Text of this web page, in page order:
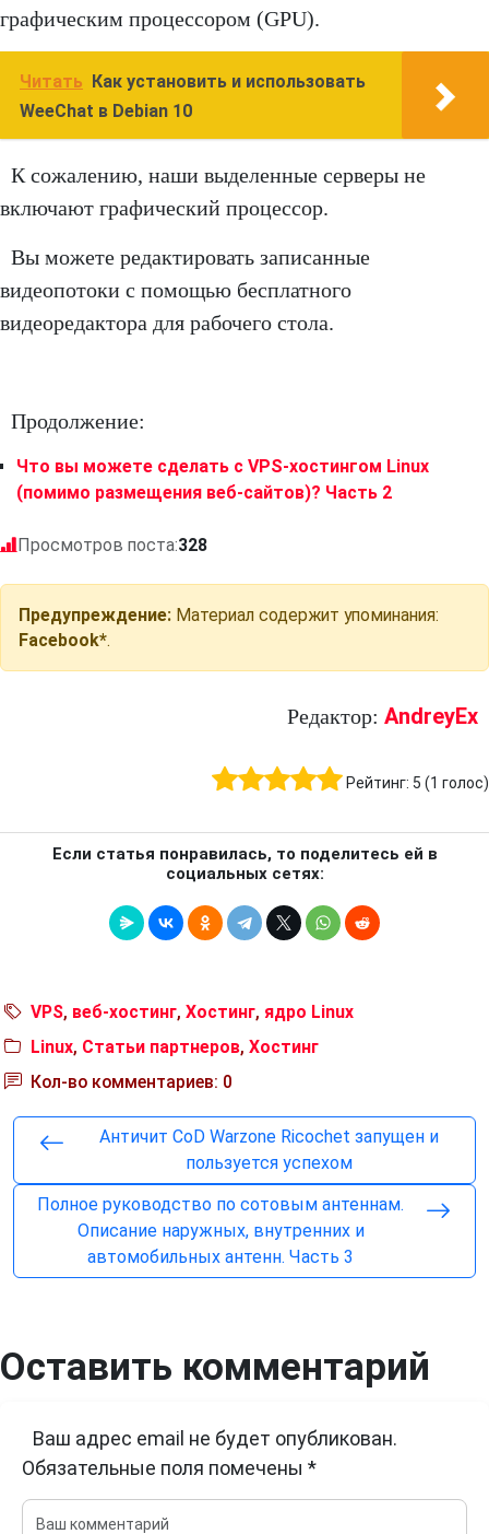
графическим процессором (GPU).
Читать
Как установить и использовать
WeeChat в Debian 10
К сожалению, наши выделенные серверы не
включают графический процессор.
Вы можете редактировать записанные
видеопотоки с помощью бесплатного
видеоредактора для рабочего стола.
Продолжение:
Что вы можете сделать с VPS-хостингом Linux
(помимо размещения веб-сайтов)? Часть 2
Просмотров поста:328
Предупреждение: Материал содержит упоминания:
Facebook*.
Редактор: AndreyEx
Рейтинг: 5 (1 голос)
Если статья понравилась, то поделитесь ей в
социальных сетях:
VPS, веб-хостинг, Хостинг, ядро Linux
Linux, Статьи партнеров, Хостинг
Кол-во комментариев: 0
Античит CoD Warzone Ricochet запущен и
пользуется успехом
Полное руководство по сотовым антеннам.
Описание наружных, внутренних и
автомобильных антенн. Часть 3
Оставить комментарий
Ваш адрес email не будет опубликован.
Обязательные поля помечены *